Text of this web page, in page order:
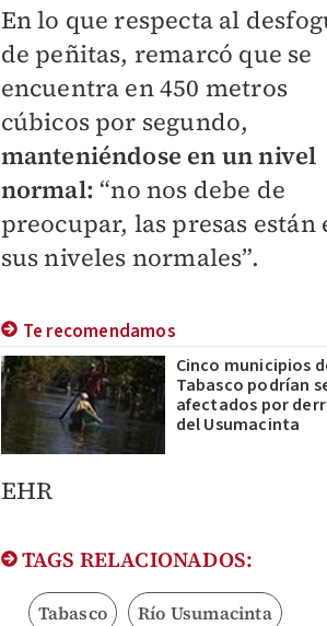
En lo que respecta al
de peñitas, remarcó que se
encuentra en 450 metros
cúbicos por segundo,
manteniéndose en un nivel
normal: “no nos debe de
preocupar, las presas están
sus niveles normales”.
Te recomendamos
Cinco municipios
Tabasco podrían
afectados por
del Usumacinta
EHR
TAGS RELACIONADOS:
Tabasco Río Usumacinta